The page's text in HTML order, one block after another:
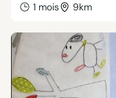
1 mois 9km